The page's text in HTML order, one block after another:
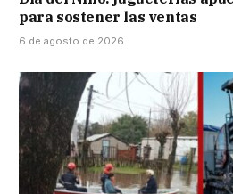
para sostener las ventas
6 de agosto de 2026